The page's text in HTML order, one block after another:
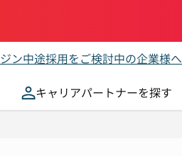
ン中途採用をご検討中の企業様へ
キャリアパートナーを探す